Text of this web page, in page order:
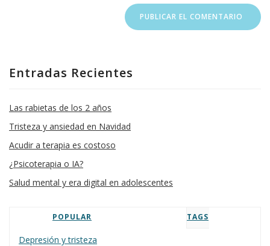
Entradas Recientes
Las rabietas de los 2 años
Tristeza y ansiedad en Navidad
Acudir a terapia es costoso
¿Psicoterapia o IA?
Salud mental y era digital en adolescentes
POPULAR TAGS
Depresión y tristeza